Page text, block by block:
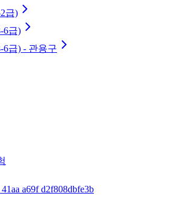
급)
6급)
6급) - 관용구
a69f d2f808dbfe3b